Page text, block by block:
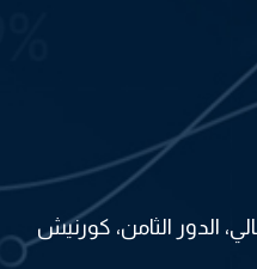
الدور الثامن، كورنيش